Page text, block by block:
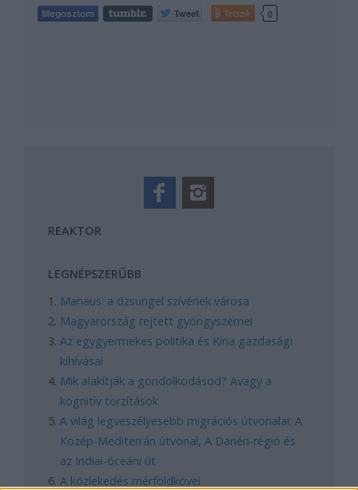
Tetszik 0
REAKTOR
LEGNÉPSZERŰBB
Manaus: a dzsungel szívének városa
Magyarország rejtett gyöngyszemei
Az egygyermekes politika és Kína gazdasági
kihívásai
Mik alakítják a gondolkodásod? Avagy a
kognitív torzítások
A világ legveszélyesebb migrációs útvonalai: A
Közép-Mediterrán útvonal, A Darién-régió és
az Indiai-óceáni út
A közlekedés mérföldkövei